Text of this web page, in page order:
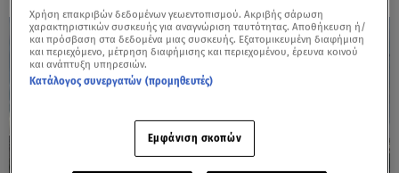
Χρήση επακριβών δεδομένων γεωεντοπισμού. Ακριβής σάρωση
χαρακτηριστικών συσκευής για αναγνώριση ταυτότητας. Αποθήκευση ή/
και πρόσβαση στα δεδομένα μιας συσκευής. Εξατομικευμένη διαφήμιση
και περιεχόμενο, μέτρηση διαφήμισης και περιεχομένου, έρευνα κοινού
και ανάπτυξη υπηρεσιών.
Κατάλογος συνεργατών (προμηθευτές)
Εμφάνιση σκοπών